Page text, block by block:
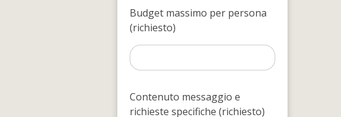
Budget massimo per persona
(richiesto)
Contenuto messaggio e
richieste specifiche (richiesto)